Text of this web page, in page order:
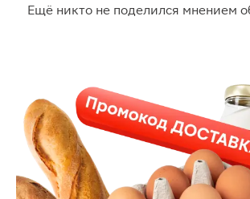
Ещё никто не поделился мнением